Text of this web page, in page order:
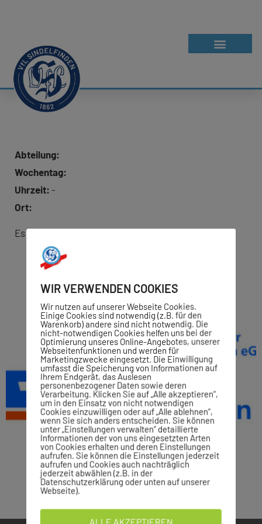
Abteilung:
Wochentag:
Uhrzeit: -
Ort:
Es wurde keine Adresse für Google Maps hinterlegt
WIR VERWENDEN COOKIES
Wir nutzen auf unserer Webseite Cookies.
Einige Cookies sind notwendig (z.B. für den
Warenkorb) andere sind nicht notwendig. Die
nicht-notwendigen Cookies helfen uns bei der
Optimierung unseres Online-Angebotes, unserer
Webseitenfunktionen und werden für
Marketingzwecke eingesetzt. Die Einwilligung
umfasst die Speicherung von Informationen auf
Ihrem Endgerät, das Auslesen
personenbezogener Daten sowie deren
Verarbeitung. Klicken Sie auf „Alle akzeptieren“,
um in den Einsatz von nicht notwendigen
Cookies einzuwilligen oder auf „Alle ablehnen“,
wenn Sie sich anders entscheiden. Sie können
unter „Einstellungen verwalten“ detaillierte
Informationen der von uns eingesetzten Arten
von Cookies erhalten und deren Einstellungen
aufrufen. Sie können die Einstellungen jederzeit
aufrufen und Cookies auch nachträglich
jederzeit abwählen (z.B. in der
Datenschutzerklärung oder unten auf unserer
Webseite).
ALLE AKZEPTIEREN